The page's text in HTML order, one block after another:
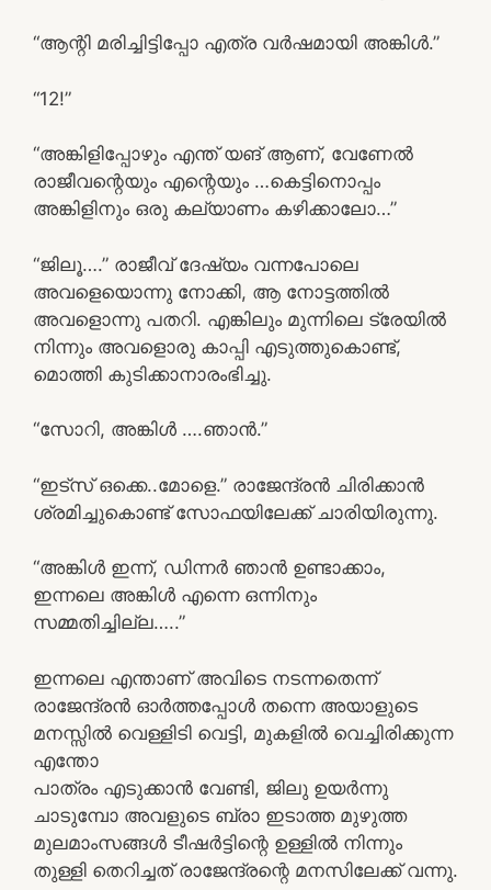
“ആന്റി മരിച്ചിട്ടിപ്പോ എത്ര വർഷമായി അങ്കിൾ.”
“12!”
“അങ്കിളിപ്പോഴും എന്ത് യങ് ആണ്, വേണേൽ
രാജീവന്റെയും എന്റെയും …കെട്ടിനൊപ്പം
അങ്കിളിനും ഒരു കല്യാണം കഴിക്കാലോ…”
“ജിലൂ….” രാജീവ് ദേഷ്യം വന്നപോലെ
അവളെയൊന്നു നോക്കി, ആ നോട്ടത്തിൽ
അവളൊന്നു പതറി. എങ്കിലും മുന്നിലെ ട്രേയിൽ
നിന്നും അവളൊരു കാപ്പി എടുത്തുകൊണ്ട്,
മൊത്തി കുടിക്കാനാരംഭിച്ചു.
“സോറി, അങ്കിൾ ….ഞാൻ.”
“ഇട്സ് ഒക്കെ..മോളെ.” രാജേന്ദ്രൻ ചിരിക്കാൻ
ശ്രമിച്ചുകൊണ്ട് സോഫയിലേക്ക് ചാരിയിരുന്നു.
“അങ്കിൾ ഇന്ന്, ഡിന്നർ ഞാൻ ഉണ്ടാക്കാം,
ഇന്നലെ അങ്കിൾ എന്നെ ഒന്നിനും
സമ്മതിച്ചില്ല…..”
ഇന്നലെ എന്താണ് അവിടെ നടന്നതെന്ന്
രാജേന്ദ്രൻ ഓർത്തപ്പോൾ തന്നെ അയാളുടെ
മനസ്സിൽ വെള്ളിടി വെട്ടി, മുകളിൽ വെച്ചിരിക്കുന്ന
എന്തോ
പാത്രം എടുക്കാൻ വേണ്ടി, ജിലു ഉയർന്നു
ചാടുമ്പോ അവളുടെ ബ്രാ ഇടാത്ത മുഴുത്ത
മുലമാംസങ്ങൾ ടീഷർട്ടിന്റെ ഉള്ളിൽ നിന്നും
തുള്ളി തെറിച്ചത് രാജേന്ദ്രന്റെ മനസിലേക്ക് വന്നു.